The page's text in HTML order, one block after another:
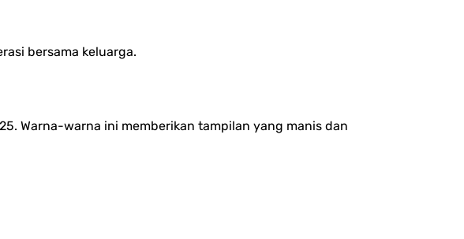
bersama keluarga.
Warna-warna ini memberikan tampilan yang manis dan